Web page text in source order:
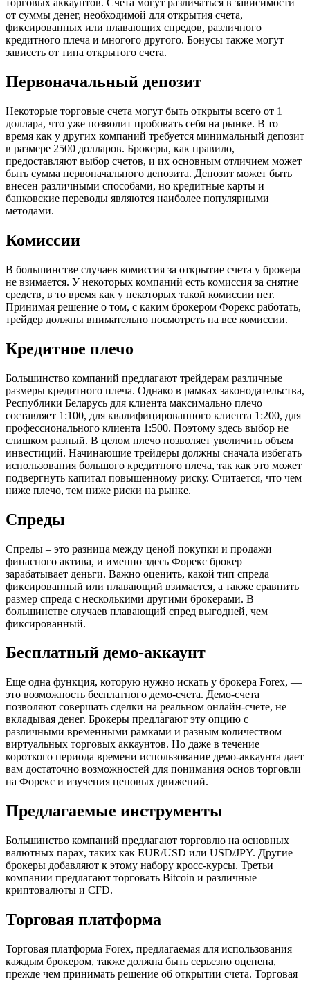
торговых аккаунтов. Счета могут различаться в зависимости
от суммы денег, необходимой для открытия счета,
фиксированных или плавающих спредов, различного
кредитного плеча и многого другого. Бонусы также могут
зависеть от типа открытого счета.
Первоначальный депозит
Некоторые торговые счета могут быть открыты всего от 1
доллара, что уже позволит пробовать себя на рынке. В то
время как у других компаний требуется минимальный депозит
в размере 2500 долларов. Брокеры, как правило,
предоставляют выбор счетов, и их основным отличием может
быть сумма первоначального депозита. Депозит может быть
внесен различными способами, но кредитные карты и
банковские переводы являются наиболее популярными
методами.
Комиссии
В большинстве случаев комиссия за открытие счета у брокера
не взимается. У некоторых компаний есть комиссия за снятие
средств, в то время как у некоторых такой комиссии нет.
Принимая решение о том, с каким брокером Форекс работать,
трейдер должны внимательно посмотреть на все комиссии.
Кредитное плечо
Большинство компаний предлагают трейдерам различные
размеры кредитного плеча. Однако в рамках законодательства,
Республики Беларусь для клиента максимально плечо
составляет 1:100, для квалифицированного клиента 1:200, для
профессионального клиента 1:500. Поэтому здесь выбор не
слишком разный. В целом плечо позволяет увеличить объем
инвестиций. Начинающие трейдеры должны сначала избегать
использования большого кредитного плеча, так как это может
подвергнуть капитал повышенному риску. Считается, что чем
ниже плечо, тем ниже риски на рынке.
Спреды
Спреды – это разница между ценой покупки и продажи
финасного актива, и именно здесь Форекс брокер
зарабатывает деньги. Важно оценить, какой тип спреда
фиксированный или плавающий взимается, а также сравнить
размер спреда с несколькими другими брокерами. В
большинстве случаев плавающий спред выгодней, чем
фиксированный.
Бесплатный демо-аккаунт
Еще одна функция, которую нужно искать у брокера Forex, —
это возможность бесплатного демо-счета. Демо-счета
позволяют совершать сделки на реальном онлайн-счете, не
вкладывая денег. Брокеры предлагают эту опцию с
различными временными рамками и разным количеством
виртуальных торговых аккаунтов. Но даже в течение
короткого периода времени использование демо-аккаунта дает
вам достаточно возможностей для понимания основ торговли
на Форекс и изучения ценовых движений.
Предлагаемые инструменты
Большинство компаний предлагают торговлю на основных
валютных парах, таких как EUR/USD или USD/JPY. Другие
брокеры добавляют к этому набору кросс-курсы. Третьи
компании предлагают торговать Bitcoin и различные
криптовалюты и CFD.
Торговая платформа
Торговая платформа Forex, предлагаемая для использования
каждым брокером, также должна быть серьезно оценена,
прежде чем принимать решение об открытии счета. Торговая